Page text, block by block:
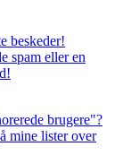
beskeder!
spam eller en
brugere"?
mine lister over